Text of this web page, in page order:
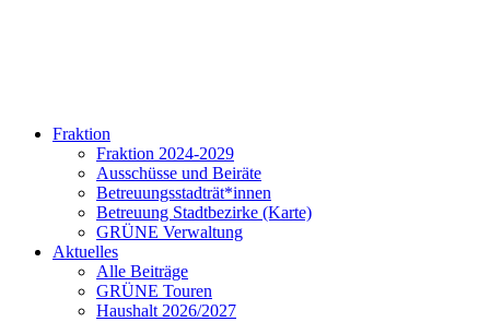
Fraktion
Fraktion 2024-2029
Ausschüsse und Beiräte
Betreuungsstadträt*innen
Betreuung Stadtbezirke (Karte)
GRÜNE Verwaltung
Aktuelles
Alle Beiträge
GRÜNE Touren
Haushalt 2026/2027